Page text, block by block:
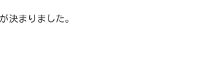
決まりました。